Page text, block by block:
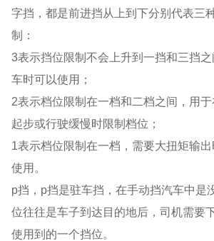
字挡，都是前进挡从上到下分别代表三
制：
3表示挡位限制不会上升到一挡和三挡
车时可以使用；
2表示档位限制在一档和二档之间，用
起步或行驶缓慢时限制档位；
1表示档位限制在一档，需要大扭矩输
使用。
p挡，p挡是驻车挡，在手动挡汽车中是
位往往是车子到达目的地后，司机需要
使用到的一个挡位。